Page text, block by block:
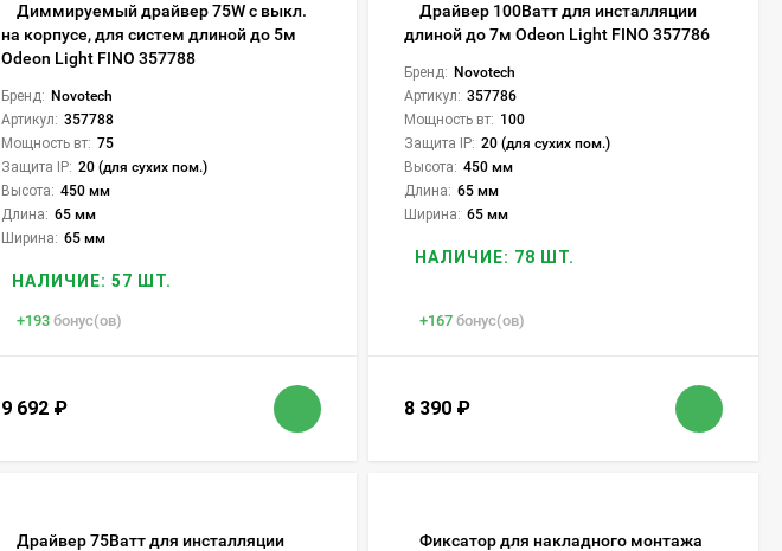
Диммируемый драйвер 75W с выкл.
на корпусе, для систем длиной до 5м
Odeon Light FINO 357788
Бренд: Novotech
Артикул: 357788
Мощность вт: 75
Защита IP: 20 (для сухих пом.)
Высота: 450 мм
Длина: 65 мм
Ширина: 65 мм
НАЛИЧИЕ: 57 ШТ.
+193 бонус(ов)
9 692 ₽
Драйвер 100Ватт для инсталляции
длиной до 7м Odeon Light FINO 357786
Бренд: Novotech
Артикул: 357786
Мощность вт: 100
Защита IP: 20 (для сухих пом.)
Высота: 450 мм
Длина: 65 мм
Ширина: 65 мм
НАЛИЧИЕ: 78 ШТ.
+167 бонус(ов)
8 390 ₽
Драйвер 75Ватт для инсталляции Фиксатор для накладного монтажа